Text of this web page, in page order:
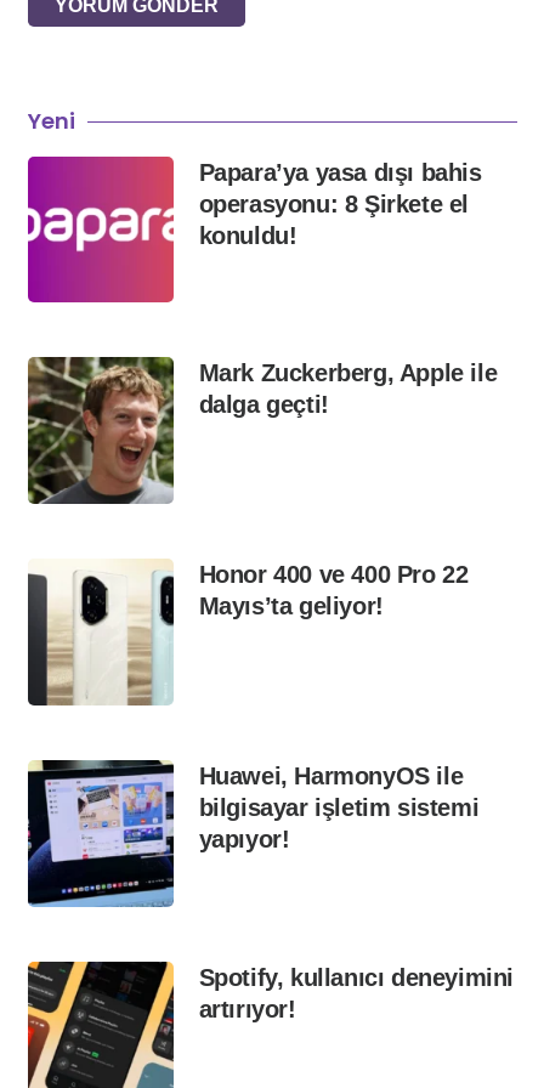
YORUM GÖNDER
Yeni
Papara’ya yasa dışı bahis
operasyonu: 8 Şirkete el
konuldu!
Mark Zuckerberg, Apple ile
dalga geçti!
Honor 400 ve 400 Pro 22
Mayıs’ta geliyor!
Huawei, HarmonyOS ile
bilgisayar işletim sistemi
yapıyor!
Spotify, kullanıcı deneyimini
artırıyor!